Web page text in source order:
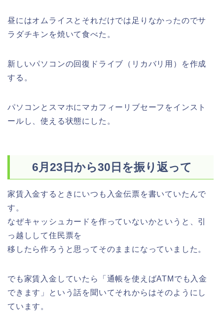
昼にはオムライスとそれだけでは足りなかったのでサ
ラダチキンを焼いて食べた。
新しいパソコンの回復ドライブ（リカバリ用）を作成
する。
パソコンとスマホにマカフィーリブセーフをインスト
ールし、使える状態にした。
6月23日から30日を振り返って
家賃入金するときにいつも入金伝票を書いていたんで
す。
なぜキャッシュカードを作っていないかというと、引
っ越しして住民票を
移したら作ろうと思ってそのままになっていました。
でも家賃入金していたら「通帳を使えばATMでも入金
できます」という話を聞いてそれからはそのようにし
ています。